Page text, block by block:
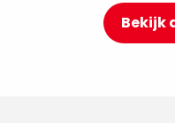
Bekijk